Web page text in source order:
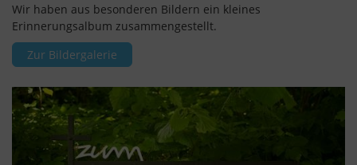
Wir haben aus besonderen Bildern ein kleines
Erinnerungsalbum zusammengestellt.
Zur Bildergalerie